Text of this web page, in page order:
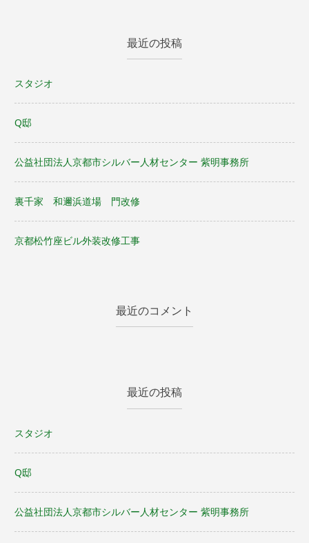
最近の投稿
スタジオ
Q邸
公益社団法人京都市シルバー人材センター 紫明事務所
裏千家 和邇浜道場 門改修
京都松竹座ビル外装改修工事
最近のコメント
最近の投稿
スタジオ
Q邸
公益社団法人京都市シルバー人材センター 紫明事務所